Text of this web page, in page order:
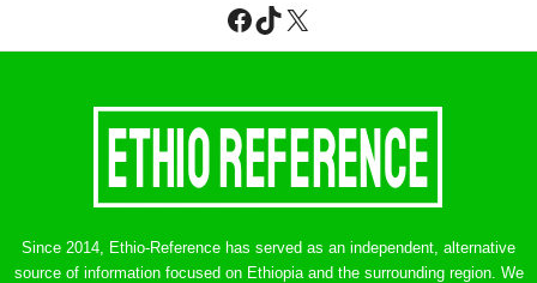
Facebook
TikTok
X
Since 2014, Ethio-Reference has served as an independent, alternative
source of information focused on Ethiopia and the surrounding region. We